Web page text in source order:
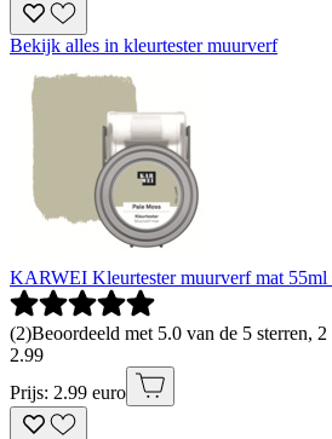
Bekijk alles in kleurtester muurverf
KARWEI Kleurtester muurverf mat 55ml
(2)Beoordeeld met 5.0 van de 5 sterren,
2.99
Prijs: 2.99 euro